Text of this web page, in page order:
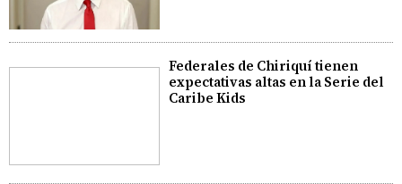
Federales de Chiriquí tienen
expectativas altas en la Serie del
Caribe Kids